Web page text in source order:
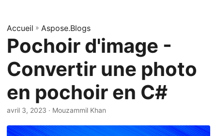
r
l
a
n
v
i
g
Accueil » Aspose.Blogs
Pochoir d'image -
Convertir une photo
en pochoir en C#
avril 3, 2023 · Mouzammil Khan